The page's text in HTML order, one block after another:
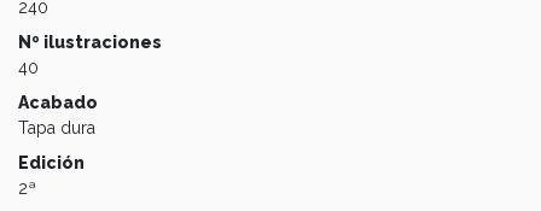
240
Nº ilustraciones
40
Acabado
Tapa dura
Edición
2ª